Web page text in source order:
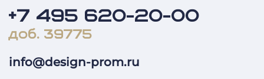
+7 495 620-20-00
доб. 39775
info@design-prom.ru